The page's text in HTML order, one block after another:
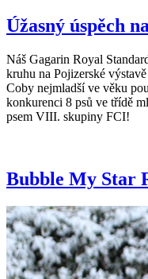
Úžasný úspěch
Náš Gagarin Royal
kruhu na Pojizerské
Coby nejmladší ve věku
konkurenci 8 psů ve třídě
psem VIII. skupiny FCI!
Bubble My Star